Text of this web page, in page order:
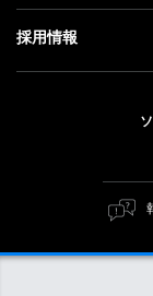
人材戦略
経営方針
サステナビリテ
トップメッセー
ESG方針・体制
マテリアリテ
ESGの主な取り
採用情報
キャリア採用
障がい者採用